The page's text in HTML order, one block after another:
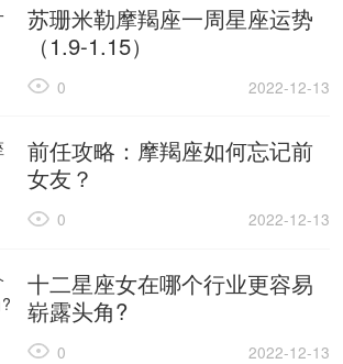
苏珊米勒摩羯座一周星座运势
（1.9-1.15）
2022-12-13
0
前任攻略：摩羯座如何忘记前
女友？
2022-12-13
0
十二星座女在哪个行业更容易
崭露头角?
2022-12-13
0